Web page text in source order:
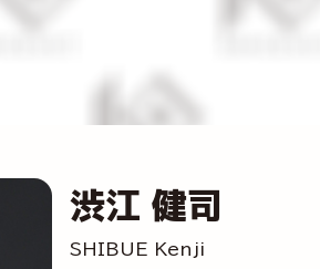
渋江 健司
SHIBUE Kenji